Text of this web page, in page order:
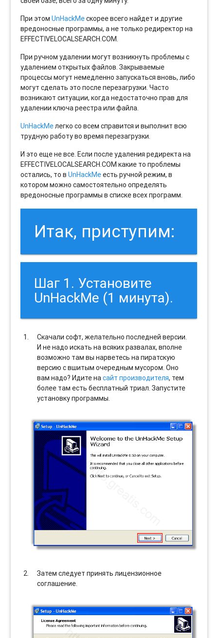
При этомUnHackMeскорее всего найдет и другие
вредоносные программы, а не только редиректор на
EFFECTIVELOCALSEARCH.COM.
При ручном удалении могут возникнуть проблемы с
удалением открытых файлов. Закрываемые
процессы могут немедленно запускаться вновь, либо
могут сделать это после перезагрузки. Часто
возникают ситуации, когда недостаточно прав для
удалении ключа реестра или файла.
UnHackMeлегко со всем справится и выполнит всю
трудную работу во время перезагрузки.
И это еще не все. Если после удаления редиректа на
EFFECTIVELOCALSEARCH.COM какие то проблемы
остались, то вUnHackMeесть ручной режим, в
котором можно самостоятельно определять
вредоносные программы в списке всех программ.
Итак, приступим:
Шаг 1. Установите
UnHackMe (1 минута).
Скачали софт, желательно последней версии.
И не надо искать на всяких развалах, вполне
возможно там вы нарветесь на пиратскую
версию с вшитым очередным мусором. Оно
вам надо? Идите насайт производителя, тем
более там есть бесплатный триал. Запустите
установку программы.
Затем следует принять лицензионное
соглашение.